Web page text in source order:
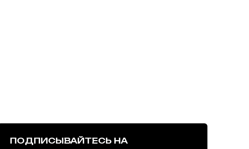
ПОДПИСЫВАЙТЕСЬ НА